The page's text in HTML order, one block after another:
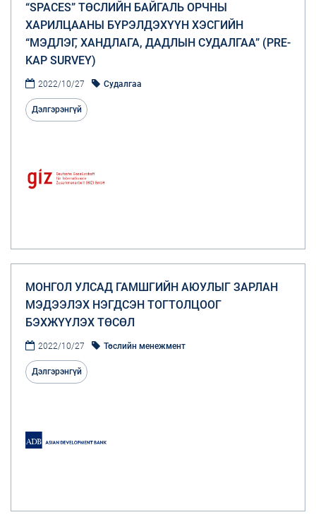
“SPACES” ТӨСЛИЙН БАЙГАЛЬ ОРЧНЫ
ХАРИЛЦААНЫ БҮРЭЛДЭХҮҮН ХЭСГИЙН
“МЭДЛЭГ, ХАНДЛАГА, ДАДЛЫН СУДАЛГАА” (PRE-
KAP SURVEY)
2022/10/27 Судалгаа
Дэлгэрэнгүй
МОНГОЛ УЛСАД ГАМШГИЙН АЮУЛЫГ ЗАРЛАН
МЭДЭЭЛЭХ НЭГДСЭН ТОГТОЛЦООГ
БЭХЖҮҮЛЭХ ТӨСӨЛ
2022/10/27 Төслийн менежмент
Дэлгэрэнгүй